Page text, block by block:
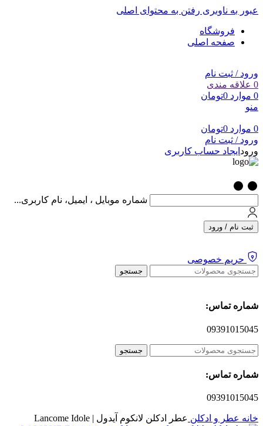
عبور به ناوبری رفتن به محتوای اصلی
فروشگاه
صفحه اصلی
ورود / ثبت نام
0 علاقه مندی
0 موارد 0تومان
منو
0 موارد 0تومان
ورود / ثبت نام
ورود ایجاد حساب کاربری
شماره موبایل ، ایمیل، نام کاربری...
ثبت نام / ورود
حریم خصوصی
جستجو
شماره تماس:
09391015045
جستجو
شماره تماس:
09391015045
خانه عطر و ادکلن عطر ادکلن لانکوم آیدول | Lancome Idole